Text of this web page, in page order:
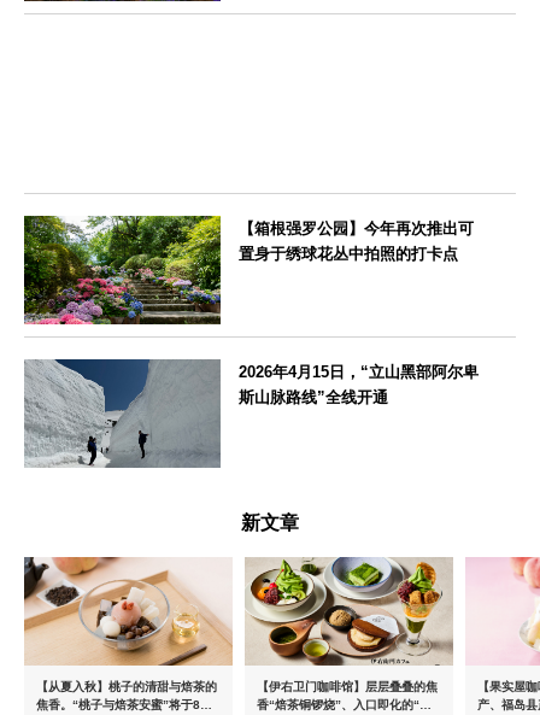
【箱根强罗公园】今年再次推出可
置身于绣球花丛中拍照的打卡点
2026年4月15日，“立山黑部阿尔卑
斯山脉路线”全线开通
新文章
【从夏入秋】桃子的清甜与焙茶的
焦香。“桃子与焙茶安蜜”将于8月
【伊右卫门咖啡馆】层层叠叠的焦
香“焙茶铜锣烧”、入口即化的“宇
【果实屋
产、福岛